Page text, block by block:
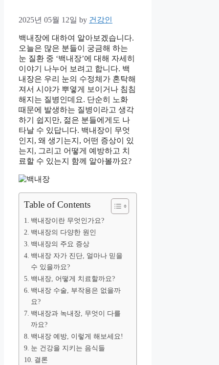
2025년 05월 12일 by 건강인
백내장에 대하여 알아보겠습니다.
오늘은 많은 분들이 궁금해 하는
눈 질환 중 ‘백내장’에 대해 자세히
이야기 나누어 보려고 합니다. 백
내장은 우리 눈의 수정체가 혼탁해
져서 시야가 뿌옇게 보이거나 침침
해지는 질병인데요. 단순히 노화
때문에 발생하는 질병이라고 생각
하기 쉽지만, 젊은 분들에게도 나
타날 수 있답니다. 백내장이 무엇
인지, 왜 생기는지, 어떤 증상이 있
는지, 그리고 어떻게 예방하고 치
료할 수 있는지 함께 알아볼까요?
Table of Contents
백내장이란 무엇인가요?
백내장의 다양한 원인
백내장의 주요 증상
백내장 자가 진단, 얼마나 믿을
수 있을까요?
백내장, 어떻게 치료할까요?
백내장 수술, 부작용은 없을까
요?
백내장과 녹내장, 무엇이 다를
까요?
백내장 예방, 이렇게 해보세요!
눈 건강을 지키는 음식들
결론